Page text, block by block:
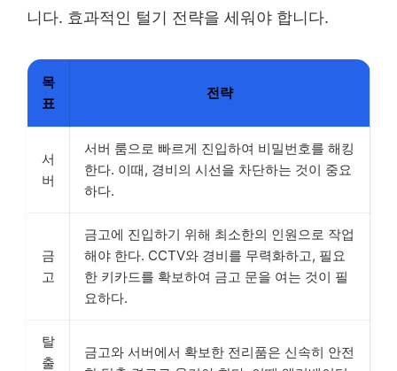
니다. 효과적인 털기 전략을 세워야 합니다.
목
표
전략
서
버
서버 룸으로 빠르게 진입하여 비밀번호를 해킹
한다. 이때, 경비의 시선을 차단하는 것이 중요
하다.
금
고
금고에 진입하기 위해 최소한의 인원으로 작업
해야 한다. CCTV와 경비를 무력화하고, 필요
한 키카드를 확보하여 금고 문을 여는 것이 필
요하다.
탈
출
금고와 서버에서 확보한 전리품은 신속히 안전